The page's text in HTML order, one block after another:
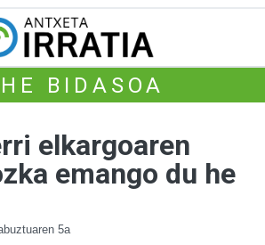
BIDASOA
elkargoaren
emango du he
5a